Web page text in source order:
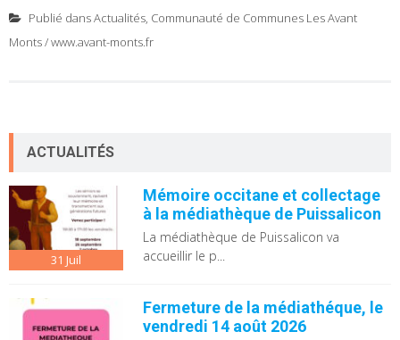
Publié dansActualités, Communauté de Communes Les Avant
Monts / www.avant-monts.fr
ACTUALITÉS
31 Juil
Mémoire occitane et collectage
à la médiathèque de Puissalicon
La médiathèque de Puissalicon va
accueillir le p...
Fermeture de la médiathéque, le
vendredi 14 août 2026